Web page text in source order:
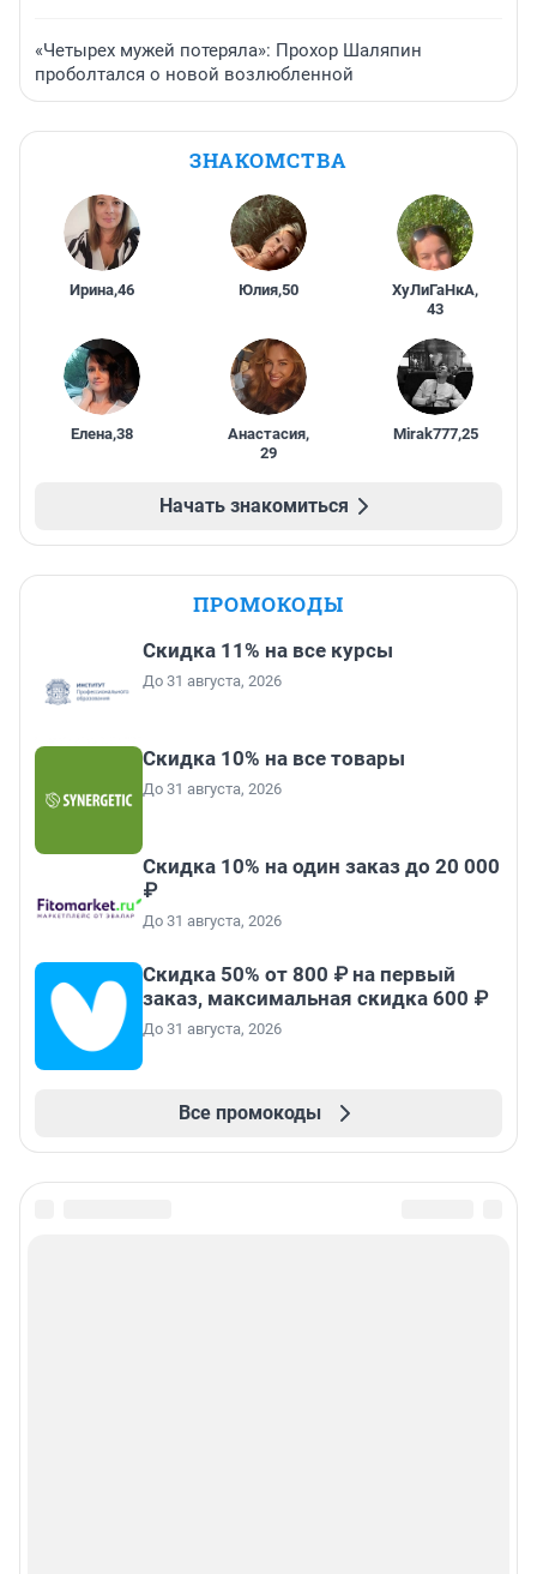
«Четырех мужей потеряла»: Прохор Шаляпин
проболтался о новой возлюбленной
ЗНАКОМСТВА
Ирина,46 Юлия,50 ХуЛиГаНкА,
43
Елена,38 Анастасия,
29
Mirak777,25
Начать знакомиться
ПРОМОКОДЫ
Скидка 11% на все курсы
До 31 августа, 2026
Скидка 10% на все товары
До 31 августа, 2026
Скидка 10% на один заказ до 20 000
₽
До 31 августа, 2026
Скидка 50% от 800 ₽ на первый
заказ, максимальная скидка 600 ₽
До 31 августа, 2026
Все промокоды